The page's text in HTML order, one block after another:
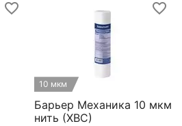
10 мкм
Барьер Механика 10 мкм
нить (ХВС)